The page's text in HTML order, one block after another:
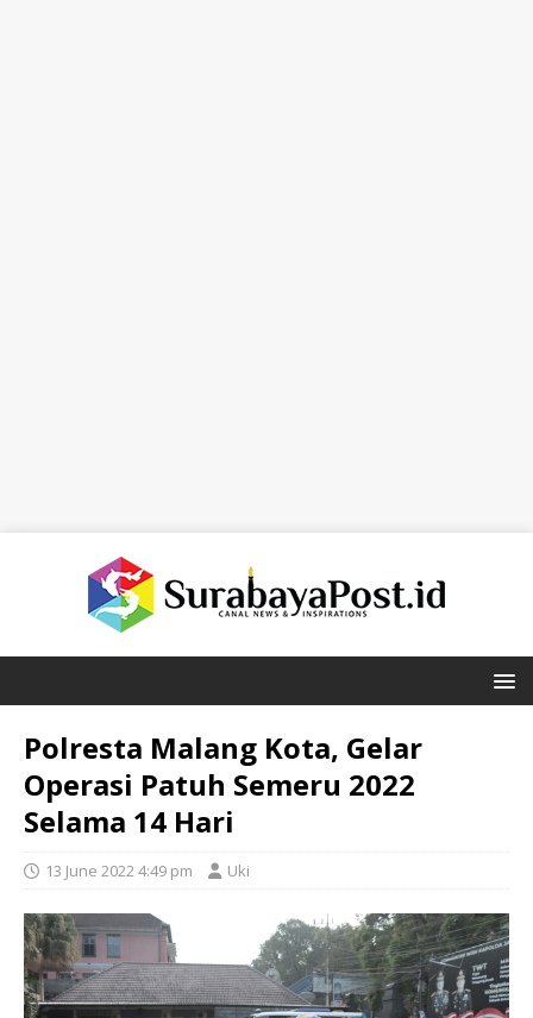
Polresta Malang Kota, Gelar
Operasi Patuh Semeru 2022
Selama 14 Hari
13 June 2022 4:49 pm Uki